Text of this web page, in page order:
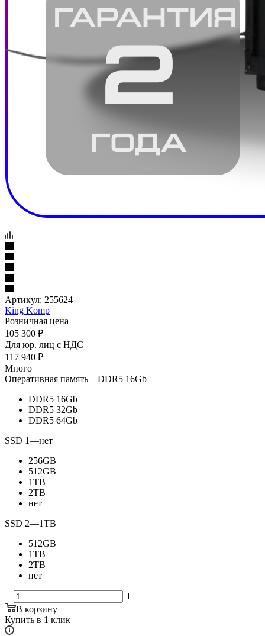
Артикул: 255624
King Komp
Розничная цена
105 300 ₽
Для юр. лиц c НДС
117 940 ₽
Много
Оперативная память—DDR5 16Gb
DDR5 16Gb
DDR5 32Gb
DDR5 64Gb
SSD 1—нет
256GB
512GB
1TB
2TB
нет
SSD 2—1TB
512GB
1TB
2TB
нет
В корзину
Купить в 1 клик